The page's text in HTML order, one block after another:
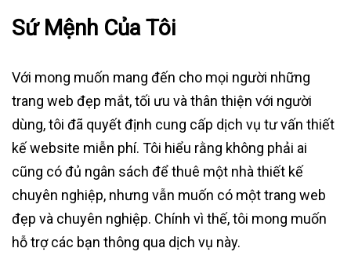
Sứ Mệnh Của Tôi
Với mong muốn mang đến cho mọi người những
trang web đẹp mắt, tối ưu và thân thiện với người
dùng, tôi đã quyết định cung cấp dịch vụ tư vấn thiết
kế website miễn phí. Tôi hiểu rằng không phải ai
cũng có đủ ngân sách để thuê một nhà thiết kế
chuyên nghiệp, nhưng vẫn muốn có một trang web
đẹp và chuyên nghiệp. Chính vì thế, tôi mong muốn
hỗ trợ các bạn thông qua dịch vụ này.